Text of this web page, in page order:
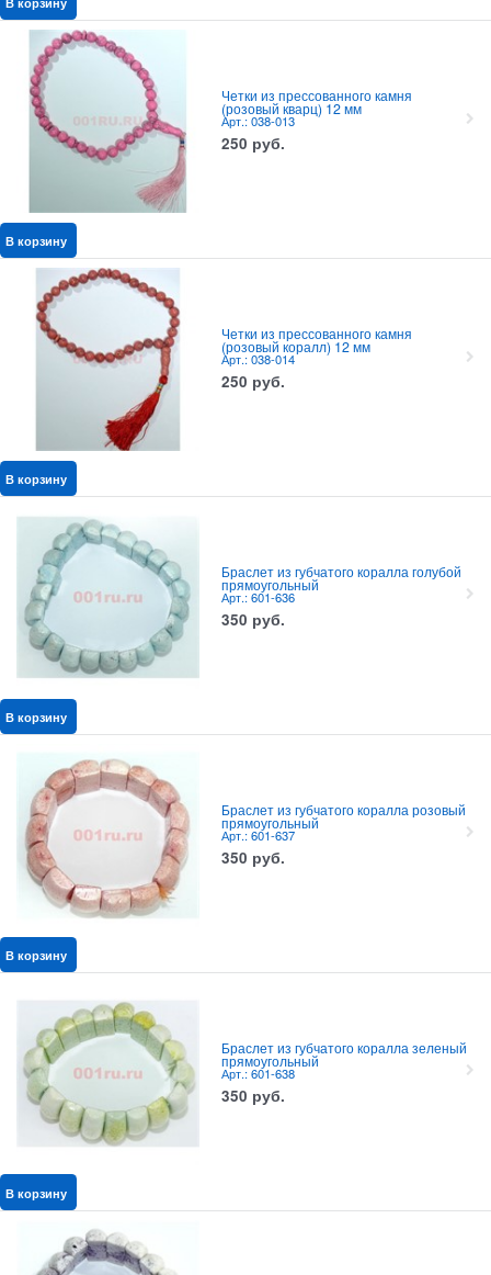
Четки из прессованного камня
(розовый кварц) 12 мм
Арт.: 038-013
250 руб.
В корзину
Четки из прессованного камня
(розовый коралл) 12 мм
Арт.: 038-014
250 руб.
В корзину
Браслет из губчатого коралла голубой
прямоугольный
Арт.: 601-636
350 руб.
В корзину
Браслет из губчатого коралла розовый
прямоугольный
Арт.: 601-637
350 руб.
В корзину
Браслет из губчатого коралла зеленый
прямоугольный
Арт.: 601-638
350 руб.
В корзину